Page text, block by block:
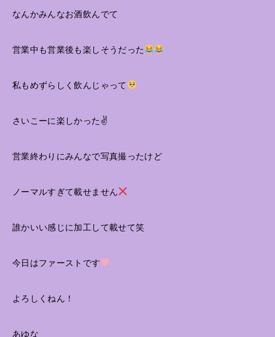
なんかみんなお酒飲んでて
営業中も営業後も楽しそうだった
私もめずらしく飲んじゃって
さいこーに楽しかった✌️
営業終わりにみんなで写真撮ったけど
ノーマルすぎて載せません
誰かいい感じに加工して載せて笑
今日はファーストです
よろしくねん！
あゆな